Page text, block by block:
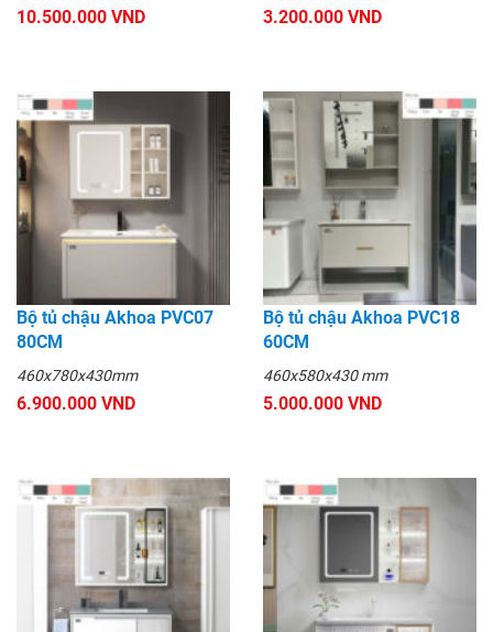
10.500.000 VND 3.200.000 VND
Bộ tủ chậu Akhoa PVC07
80CM
460x780x430mm
6.900.000 VND
Bộ tủ chậu Akhoa PVC18
60CM
460x580x430 mm
5.000.000 VND